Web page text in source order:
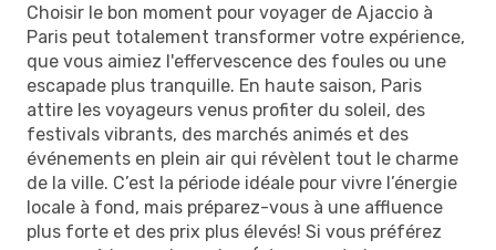
Choisir le bon moment pour voyager de Ajaccio à
Paris peut totalement transformer votre expérience,
que vous aimiez l'effervescence des foules ou une
escapade plus tranquille. En haute saison, Paris
attire les voyageurs venus profiter du soleil, des
festivals vibrants, des marchés animés et des
événements en plein air qui révèlent tout le charme
de la ville. C’est la période idéale pour vivre l’énergie
locale à fond, mais préparez-vous à une affluence
plus forte et des prix plus élevés! Si vous préférez